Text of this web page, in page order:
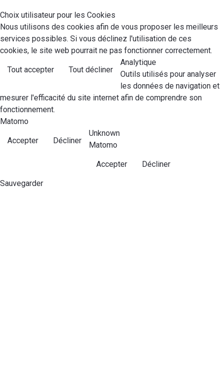
Choix utilisateur pour les Cookies
Nous utilisons des cookies afin de vous proposer les meilleurs
services possibles. Si vous déclinez l'utilisation de ces
cookies, le site web pourrait ne pas fonctionner correctement.
Tout accepter Tout décliner
Analytique
Outils utilisés pour analyser
les données de navigation et
mesurer l'efficacité du site internet afin de comprendre son
fonctionnement.
Matomo
Accepter Décliner
Unknown
Matomo
Accepter Décliner
Sauvegarder